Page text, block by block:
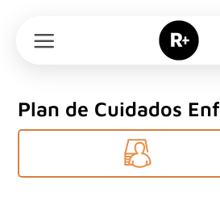
contenido
Plan de Cuidados